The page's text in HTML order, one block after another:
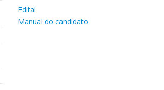
Edital
Manual do candidato